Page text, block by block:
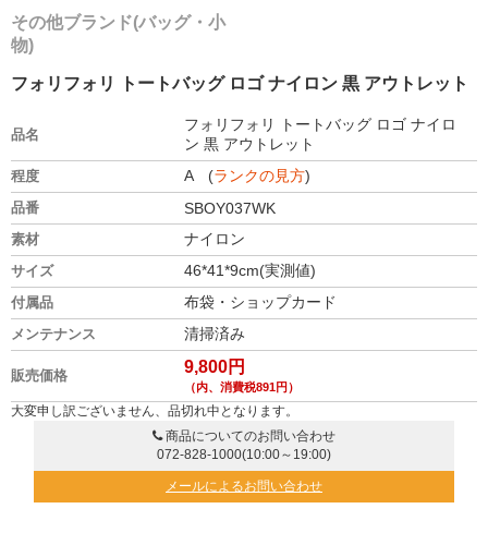
その他ブランド(バッグ・小
物)
フォリフォリ トートバッグ ロゴ ナイロン 黒 アウトレット
品名
フォリフォリ トートバッグ ロゴ ナイロ
ン 黒 アウトレット
程度 A (ランクの見方)
品番 SBOY037WK
素材 ナイロン
サイズ 46*41*9cm(実測値)
付属品 布袋・ショップカード
メンテナンス 清掃済み
販売価格 9,800円
（内、消費税891円）
大変申し訳ございません、品切れ中となります。
商品についてのお問い合わせ
072-828-1000(10:00～19:00)
メールによるお問い合わせ